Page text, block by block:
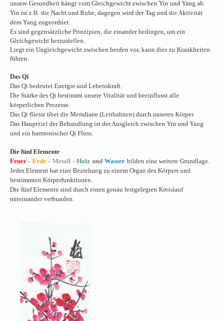
unsere Gesundheit hängt vom Gleichgewicht zwischen Yin und Yang ab.
Yin ist z.B. die Nacht und Ruhe, dagegen wird der Tag und die Aktivität
dem Yang zugeordnet.
Es sind gegensätzliche Prinzipien, die einander bedingen, um ein
Gleichgewicht herzustellen.
Liegt ein Ungleichgewicht zwischen beiden vor, kann dies zu Krankheiten
führen.
Das Qi
Das Qi bedeutet Energie und Lebenskraft.
Die Stärke des Qi bestimmt unsere Vitalität und beeinflusst alle
körperlichen Prozesse.
Das Qi fliesst über die Meridiane (Leitbahnen) durch unseren Körper.
Das Hauptziel der Behandlung ist der Ausgleich zwischen Yin und Yang
und ein harmonischer Qi Fluss.
Die fünf Elemente
Feuer - Erde - Metall - Holz und Wasser bilden eine weitere Grundlage.
Jedes Element hat eine Beziehung zu einem Organ des Körpers und
bestimmten Körperfunktionen.
Die fünf Elemente sind durch einen genau festgelegten Kreislauf
miteinander verbunden.